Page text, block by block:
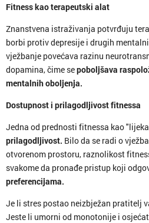
Fitness kao terapeutski alat
Znanstvena istraživanja potvrđuju
borbi protiv depresije i drugih
vježbanje povećava razinu
dopamina, čime sepoboljšava
mentalnih oboljenja.
Dostupnost i prilagodljivost fitnessa
Jedna od prednosti fitnessa kao
prilagodljivost. Bilo da se radi o
otvorenom prostoru, raznolikost
svakome da pronađe pristup koji
preferencijama.
Je li stres postao neizbježan pratitelj
Jeste li umorni od monotonije i